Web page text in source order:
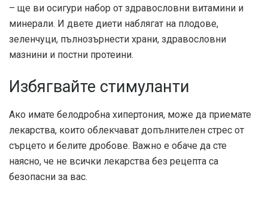
– ще ви осигури набор от здравословни витамини и
минерали. И двете диети наблягат на плодове,
зеленчуци, пълнозърнести храни, здравословни
мазнини и постни протеини.
Избягвайте стимуланти
Ако имате белодробна хипертония, може да приемате
лекарства, които облекчават допълнителен стрес от
сърцето и белите дробове. Важно е обаче да сте
наясно, че не всички лекарства без рецепта са
безопасни за вас.